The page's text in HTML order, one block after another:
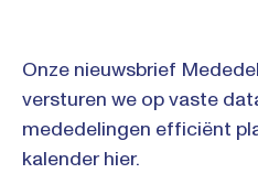
Onze nieuwsbrief
versturen we op vaste
mededelingen efficiënt
kalenderhier.